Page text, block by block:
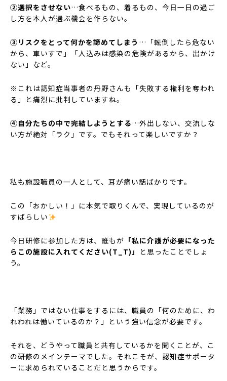
②選択をさせない…食べるもの、着るもの、今日一日の過ご
し方を本人が選ぶ機会を作らない。
③リスクをとって何かを諦めてしまう …「転倒したら危ない
から、車いすで」「人込みは感染の危険があるから、出かけ
ない」など。
※これは認知症当事者の丹野さんも「失敗する権利を奪われ
る」と痛烈に批判していますね。
④自分たちの中で完結しようとする…外出しない、交流しな
い方が絶対「ラク」です。でもそれって楽しいですか？
私も施設職員の一人として、耳が痛い話ばかりです。
この「おかしい！」に本気で取りくんで、実現しているのが
すばらしい
今日研修に参加した方は、誰もが 「私に介護が必要になった
らこの施設に入れてください(T_T)」 と思ったことでしょ
う。
「業務」ではない仕事をするには、職員の「何のために、わ
れわれは働いているのか？」という強い信念が必要です。
それを、どうやって職員と共有しているかを聞くことが、こ
の研修のメインテーマでした。それこそが、認知症サポータ
ーに求められていることだと思うからです。